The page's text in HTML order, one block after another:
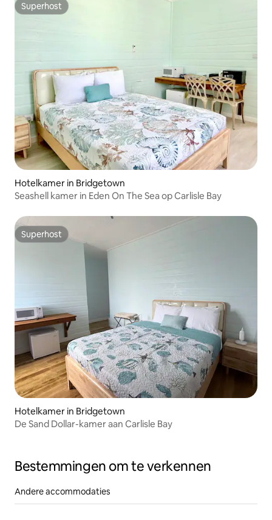
Superhost
Superhost
Hotelkamer in Bridgetown
Seashell kamer in Eden On The Sea op Carlisle Bay
Superhost
Superhost
Hotelkamer in Bridgetown
De Sand Dollar-kamer aan Carlisle Bay
Bestemmingen om te verkennen
Andere accommodaties